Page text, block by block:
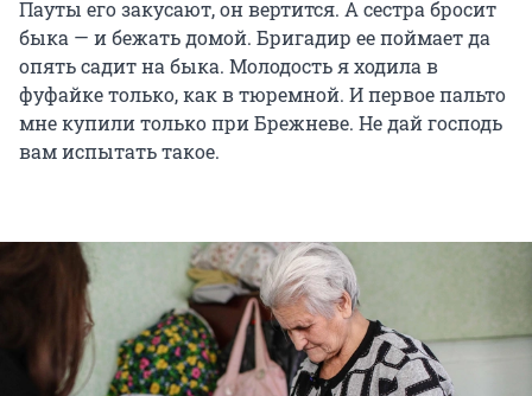
Пауты его закусают, он вертится. А сестра бросит
быка — и бежать домой. Бригадир ее поймает да
опять садит на быка. Молодость я ходила в
фуфайке только, как в тюремной. И первое пальто
мне купили только при Брежневе. Не дай господь
вам испытать такое.